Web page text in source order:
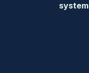
system